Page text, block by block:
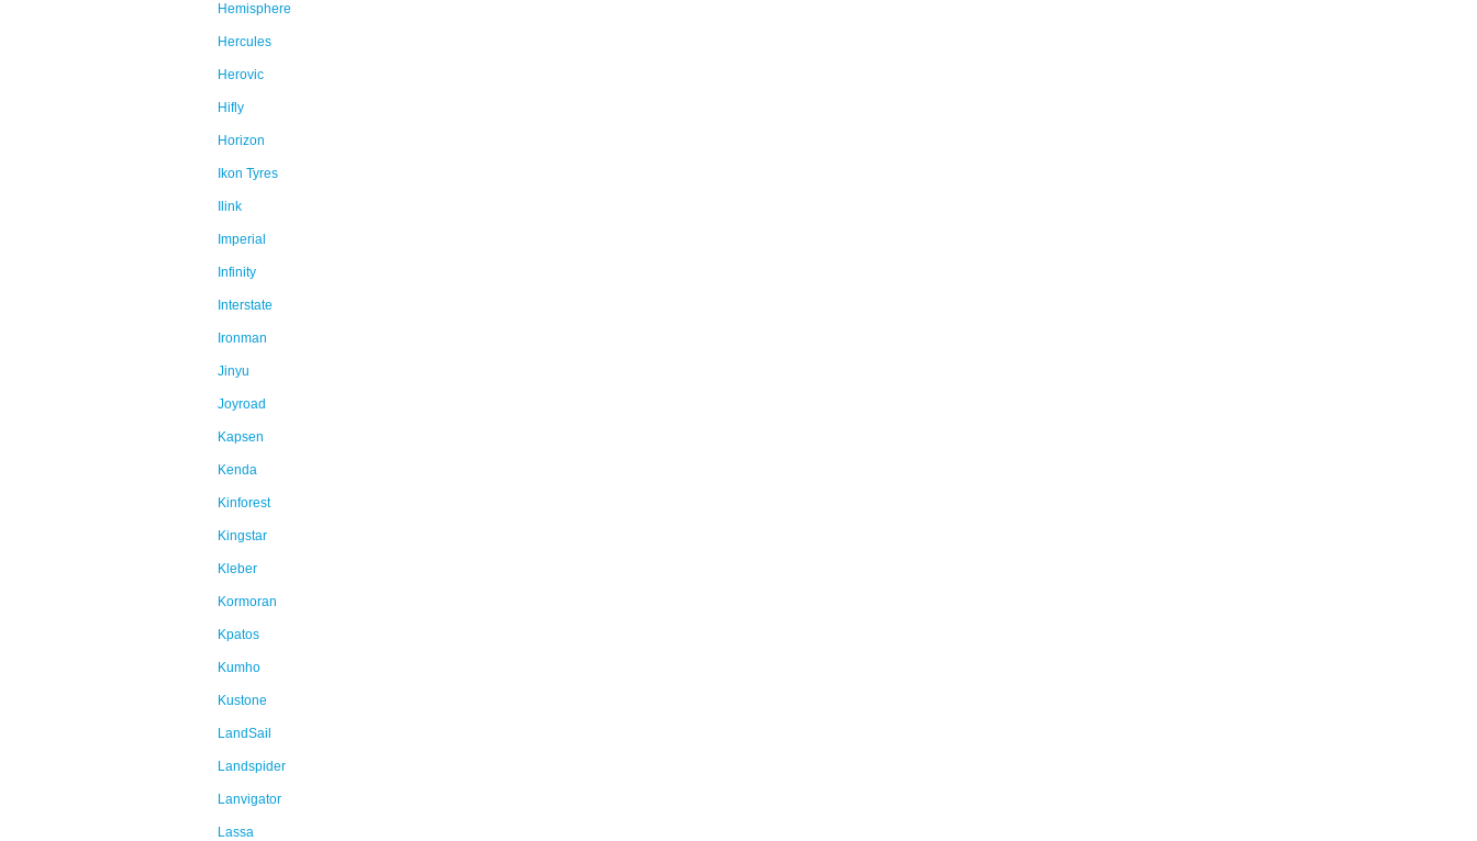
Hemisphere
Hercules
Herovic
Hifly
Horizon
Ikon Tyres
Ilink
Imperial
Infinity
Interstate
Ironman
Jinyu
Joyroad
Kapsen
Kenda
Kinforest
Kingstar
Kleber
Kormoran
Kpatos
Kumho
Kustone
LandSail
Landspider
Lanvigator
Lassa